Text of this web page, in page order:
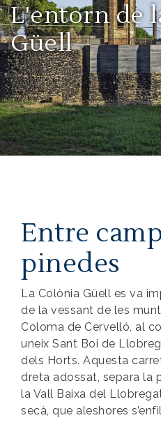
L'entorn de
Güell
Entre
pinedes
La Colònia Güell es va
de la vessant de les
Coloma de Cervelló, al
uneix Sant Boi de
dels Horts. Aquesta
dreta adossat, separa la
la Vall Baixa del
secà, que aleshores